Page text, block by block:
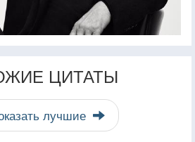
ЦИТАТЫ
лучшие